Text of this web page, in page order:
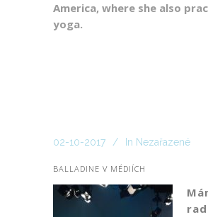
America, where she also
yoga.
02-10-2017 In Nezařazené
BALLADINE V MÉDIÍCH